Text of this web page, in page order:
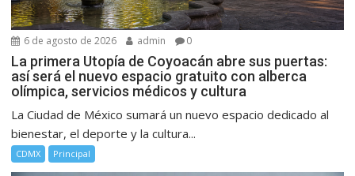
6 de agosto de 2026 admin 0
La primera Utopía de Coyoacán abre sus puertas:
así será el nuevo espacio gratuito con alberca
olímpica, servicios médicos y cultura
La Ciudad de México sumará un nuevo espacio dedicado al
bienestar, el deporte y la cultura...
CDMX Principal